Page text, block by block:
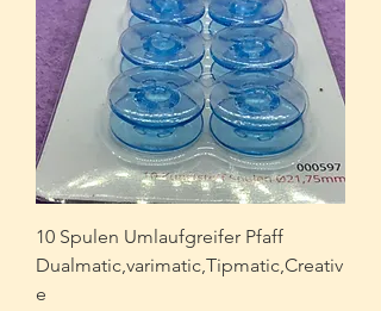
10 Spulen Umlaufgreifer Pfaff
Dualmatic,varimatic,Tipmatic,Creativ
e